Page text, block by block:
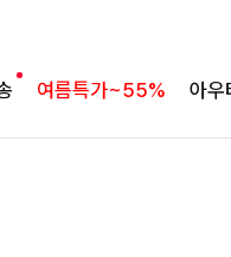
여름특가~55% 아우